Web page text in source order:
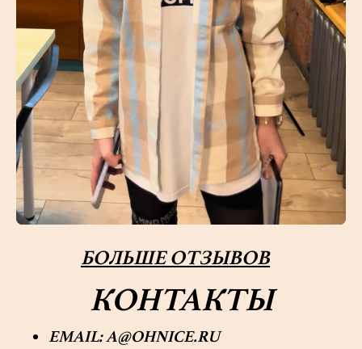
БОЛЬШЕ ОТЗЫВОВ
КОНТАКТЫ
EMAIL: A@OHNICE.RU